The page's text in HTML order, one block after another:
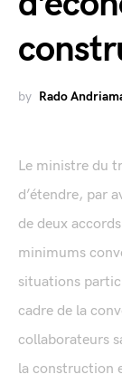
by Rado
Le ministre du
d’étendre, par
de deux
minimums
situations
cadre de la
collaborateurs
la construction